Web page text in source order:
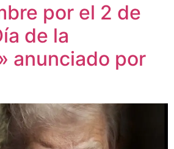
por el 2 de
de la
anunciado por